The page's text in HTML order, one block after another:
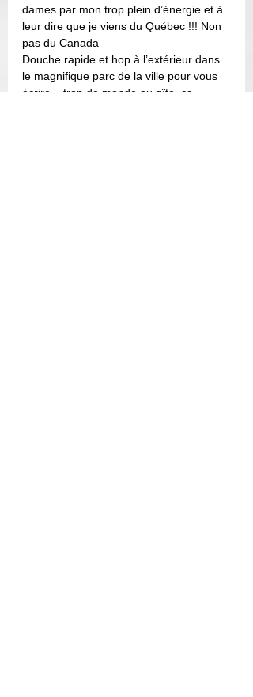
dames par mon trop plein d’énergie et à
leur dire que je viens du Québec !!! Non
pas du Canada
Douche rapide et hop à l’extérieur dans
le magnifique parc de la ville pour vous
écrire... trop de monde au gîte, ca